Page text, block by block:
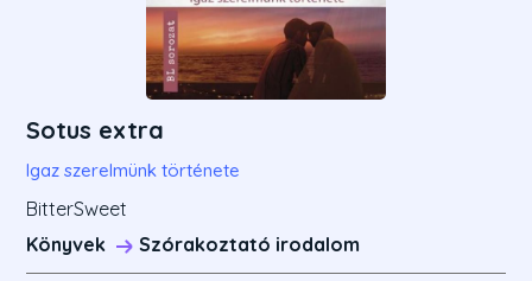
Sotus extra
Igaz szerelmünk története
BitterSweet
Könyvek
Szórakoztató irodalom